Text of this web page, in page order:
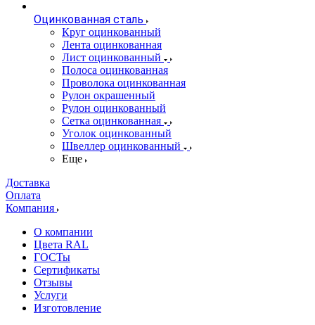
Оцинкованная сталь
Круг оцинкованный
Лента оцинкованная
Лист оцинкованный
Полоса оцинкованная
Проволока оцинкованная
Рулон окрашенный
Рулон оцинкованный
Сетка оцинкованная
Уголок оцинкованный
Швеллер оцинкованный
Еще
Доставка
Оплата
Компания
О компании
Цвета RAL
ГОСТы
Сертификаты
Отзывы
Услуги
Изготовление